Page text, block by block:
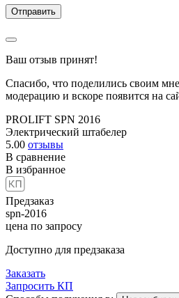
Ваш отзыв принят!
Спасибо, что поделились своим
модерацию и вскоре появится на
PROLIFT SPN 2016
Электрический штабелер
5.00 отзывы
В сравнение
В избранное
Предзаказ
spn-2016
цена по запросу
Доступно для предзаказа
Заказать
Запросить КП